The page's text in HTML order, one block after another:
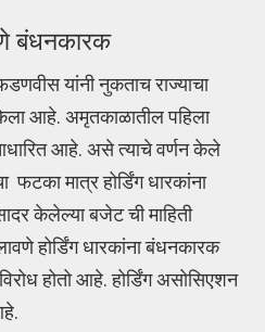
बंधनकारक
यांनी नुकताच राज्याचा
आहे. अमृतकाळातील पहिला
आहे. असे त्याचे वर्णन केले
मात्र होर्डिंग धारकांना
केलेल्या बजेट ची माहिती
होर्डिंग धारकांना बंधनकारक
होतो आहे. होर्डिंग असोसिएशन